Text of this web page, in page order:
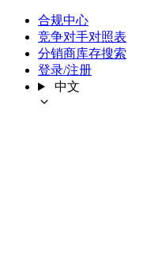
合规中心
竞争对手对照表
分销商库存搜索
登录/注册
中文